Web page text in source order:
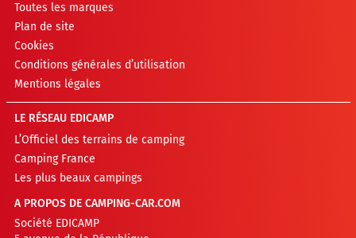
Toutes les marques
Plan de site
Cookies
Conditions générales d’utilisation
Mentions légales
LE RÉSEAU EDICAMP
L’Officiel des terrains de camping
Camping France
Les plus beaux campings
A PROPOS DE CAMPING-CAR.COM
Société EDICAMP